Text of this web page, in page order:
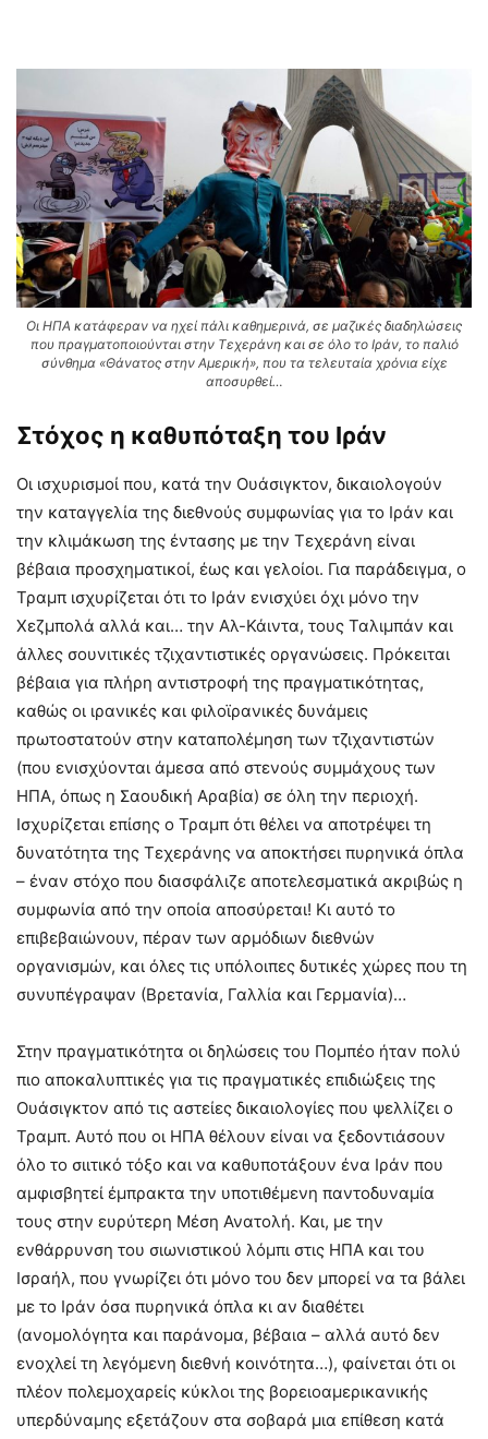
Οι ΗΠΑ κατάφεραν να ηχεί πάλι καθημερινά, σε μαζικές διαδηλώσεις
που πραγματοποιούνται στην Τεχεράνη και σε όλο το Ιράν, το παλιό
σύνθημα «Θάνατος στην Αμερική», που τα τελευταία χρόνια είχε
αποσυρθεί…
Στόχος η καθυπόταξη του Ιράν
Οι ισχυρισμοί που, κατά την Ουάσιγκτον, δικαιολογούν
την καταγγελία της διεθνούς συμφωνίας για το Ιράν και
την κλιμάκωση της έντασης με την Τεχεράνη είναι
βέβαια προσχηματικοί, έως και γελοίοι. Για παράδειγμα, ο
Τραμπ ισχυρίζεται ότι το Ιράν ενισχύει όχι μόνο την
Χεζμπολά αλλά και… την Αλ-Κάιντα, τους Ταλιμπάν και
άλλες σουνιτικές τζιχαντιστικές οργανώσεις. Πρόκειται
βέβαια για πλήρη αντιστροφή της πραγματικότητας,
καθώς οι ιρανικές και φιλοϊρανικές δυνάμεις
πρωτοστατούν στην καταπολέμηση των τζιχαντιστών
(που ενισχύονται άμεσα από στενούς συμμάχους των
ΗΠΑ, όπως η Σαουδική Αραβία) σε όλη την περιοχή.
Ισχυρίζεται επίσης ο Τραμπ ότι θέλει να αποτρέψει τη
δυνατότητα της Τεχεράνης να αποκτήσει πυρηνικά όπλα
– έναν στόχο που διασφάλιζε αποτελεσματικά ακριβώς η
συμφωνία από την οποία αποσύρεται! Κι αυτό το
επιβεβαιώνουν, πέραν των αρμόδιων διεθνών
οργανισμών, και όλες τις υπόλοιπες δυτικές χώρες που τη
συνυπέγραψαν (Βρετανία, Γαλλία και Γερμανία)…
Στην πραγματικότητα οι δηλώσεις του Πομπέο ήταν πολύ
πιο αποκαλυπτικές για τις πραγματικές επιδιώξεις της
Ουάσιγκτον από τις αστείες δικαιολογίες που ψελλίζει ο
Τραμπ. Αυτό που οι ΗΠΑ θέλουν είναι να ξεδοντιάσουν
όλο το σιιτικό τόξο και να καθυποτάξουν ένα Ιράν που
αμφισβητεί έμπρακτα την υποτιθέμενη παντοδυναμία
τους στην ευρύτερη Μέση Ανατολή. Και, με την
ενθάρρυνση του σιωνιστικού λόμπι στις ΗΠΑ και του
Ισραήλ, που γνωρίζει ότι μόνο του δεν μπορεί να τα βάλει
με το Ιράν όσα πυρηνικά όπλα κι αν διαθέτει
(ανομολόγητα και παράνομα, βέβαια – αλλά αυτό δεν
ενοχλεί τη λεγόμενη διεθνή κοινότητα…), φαίνεται ότι οι
πλέον πολεμοχαρείς κύκλοι της βορειοαμερικανικής
υπερδύναμης εξετάζουν στα σοβαρά μια επίθεση κατά